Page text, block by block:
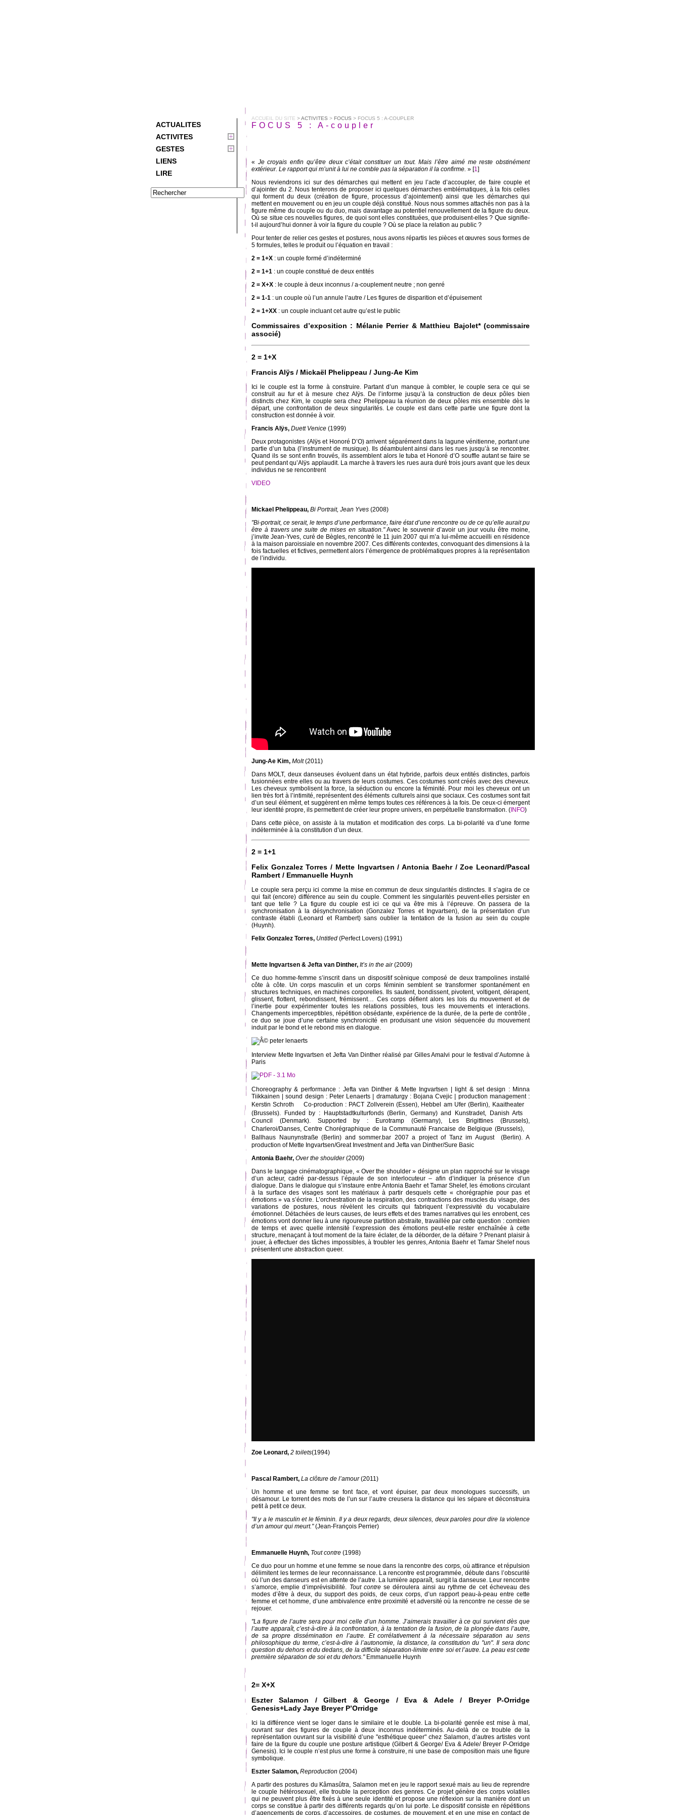
ACTUALITES
ACTIVITES
GESTES
LIENS
LIRE
ACCUEIL DU SITE >ACTIVITES > FOCUS > FOCUS 5 : A-COUPLER
FOCUS 5 : A-coupler
« Je croyais enfin qu’être deux c’était constituer un tout. Mais l’être aimé me reste obstinément
extérieur. Le rapport qui m’unit à lui ne comble pas la séparation il la confirme. » [1]
Nous reviendrons ici sur des démarches qui mettent en jeu l’acte d’accoupler, de faire couple et
d’ajointer du 2. Nous tenterons de proposer ici quelques démarches emblématiques, à la fois celles
qui forment du deux (création de figure, processus d’ajointement) ainsi que les démarches qui
mettent en mouvement ou en jeu un couple déjà constitué. Nous nous sommes attachés non pas à la
figure même du couple ou du duo, mais davantage au potentiel renouvellement de la figure du deux.
Où se situe ces nouvelles figures, de quoi sont elles constituées, que produisent-elles ? Que signifie-
t-il aujourd’hui donner à voir la figure du couple ? Où se place la relation au public ?
Pour tenter de relier ces gestes et postures, nous avons répartis les pièces et œuvres sous formes de
5 formules, telles le produit ou l’équation en travail :
2 = 1+X : un couple formé d’indéterminé
2 = 1+1 : un couple constitué de deux entités
2 = X+X : le couple à deux inconnus / a-couplement neutre ; non genré
2 = 1-1 : un couple où l’un annule l’autre / Les figures de disparition et d’épuisement
2 = 1+XX : un couple incluant cet autre qu’est le public
Commissaires d’exposition : Mélanie Perrier & Matthieu Bajolet* (commissaire
associé)
2 = 1+X
Francis Alÿs / Mickaël Phelippeau / Jung-Ae Kim
Ici le couple est la forme à construire. Partant d’un manque à combler, le couple sera ce qui se
construit au fur et à mesure chez Alÿs. De l’informe jusqu’à la construction de deux pôles bien
distincts chez Kim, le couple sera chez Phelippeau la réunion de deux pôles mis ensemble dès le
départ, une confrontation de deux singularités. Le couple est dans cette partie une figure dont la
construction est donnée à voir.
Francis Alÿs, Duett Venice (1999)
Deux protagonistes (Alÿs et Honoré D’O) arrivent séparément dans la lagune vénitienne, portant une
partie d’un tuba (l’instrument de musique). Ils déambulent ainsi dans les rues jusqu’à se rencontrer.
Quand ils se sont enfin trouvés, ils assemblent alors le tuba et Honoré d’O souffle autant se faire se
peut pendant qu’Alÿs applaudit. La marche à travers les rues aura duré trois jours avant que les deux
individus ne se rencontrent
VIDEO
Mickael Phelippeau, Bi Portrait, Jean Yves (2008)
"Bi-portrait, ce serait, le temps d’une performance, faire état d’une rencontre ou de ce qu’elle aurait pu
être à travers une suite de mises en situation."Avec le souvenir d’avoir un jour voulu être moine,
j’invite Jean-Yves, curé de Bègles, rencontré le 11 juin 2007 qui m’a lui-même accueilli en résidence
à la maison paroissiale en novembre 2007. Ces différents contextes, convoquant des dimensions à la
fois factuelles et fictives, permettent alors l’émergence de problématiques propres à la représentation
de l’individu.
Jung-Ae Kim, Molt(2011)
Dans MOLT, deux danseuses évoluent dans un état hybride, parfois deux entités distinctes, parfois
fusionnées entre elles ou au travers de leurs costumes. Ces costumes sont créés avec des cheveux.
Les cheveux symbolisent la force, la séduction ou encore la féminité. Pour moi les cheveux ont un
lien très fort à l’intimité, représentent des éléments culturels ainsi que sociaux. Ces costumes sont fait
d’un seul élément, et suggèrent en même temps toutes ces références à la fois. De ceux-ci émergent
leur identité propre, ils permettent de créer leur propre univers, en perpétuelle transformation. ( INFO)
Dans cette pièce, on assiste à la mutation et modification des corps. La bi-polarité va d’une forme
indéterminée à la constitution d’un deux.
2 = 1+1
Felix Gonzalez Torres / Mette Ingvartsen / Antonia Baehr / Zoe Leonard/Pascal
Rambert / Emmanuelle Huynh
Le couple sera perçu ici comme la mise en commun de deux singularités distinctes. Il s’agira de ce
qui fait (encore) différence au sein du couple. Comment les singularités peuvent-elles persister en
tant que telle ? La figure du couple est ici ce qui va être mis à l’épreuve. On passera de la
synchronisation à la désynchronisation (Gonzalez Torres et Ingvartsen), de la présentation d’un
contraste établi (Leonard et Rambert) sans oublier la tentation de la fusion au sein du couple
(Huynh).
Felix Gonzalez Torres, Untitled (Perfect Lovers) (1991)
Mette Ingvartsen & Jefta van Dinther, It’s in the air(2009)
Ce duo homme-femme s’inscrit dans un dispositif scènique composé de deux trampolines installé
côte à côte. Un corps masculin et un corps féminin semblent se transformer spontanément en
structures techniques, en machines corporelles. Ils sautent, bondissent, pivotent, voltigent, dérapent,
glissent, flottent, rebondissent, frémissent… Ces corps défient alors les lois du mouvement et de
l’inertie pour expérimenter toutes les relations possibles, tous les mouvements et interactions.
Changements imperceptibles, répétition obsédante, expérience de la durée, de la perte de contrôle ,
ce duo se joue d’une certaine synchronicité en produisant une vision séquencée du mouvement
induit par le bond et le rebond mis en dialogue.
Interview Mette Ingvartsen et Jefta Van Dinther réalisé par Gilles Amalvi pour le festival d’Automne à
Paris
Choreography & performance : Jefta van Dinther & Mette Ingvartsen | light & set design : Minna
Tiikkainen | sound design : Peter Lenaerts | dramaturgy : Bojana Cvejic | production management :
Kerstin Schroth Co-production : PACT Zollverein (Essen), Hebbel am Ufer (Berlin), Kaaitheater
(Brussels). Funded by : Hauptstadtkulturfonds (Berlin, Germany) and Kunstradet, Danish Arts
Council (Denmark). Supported by : Eurotramp (Germany), Les Brigittines (Brussels),
Charleroi/Danses, Centre Chorégraphique de la Communauté Francaise de Belgique (Brussels),
Ballhaus Naunynstraße (Berlin) and sommer.bar 2007 a project of Tanz im August (Berlin). A
production of Mette Ingvartsen/Great Investment and Jefta van Dinther/Sure Basic
Antonia Baehr, Over the shoulder(2009)
Dans le langage cinématographique, « Over the shoulder » désigne un plan rapproché sur le visage
d’un acteur, cadré par-dessus l’épaule de son interlocuteur – afin d’indiquer la présence d’un
dialogue. Dans le dialogue qui s’instaure entre Antonia Baehr et Tamar Shelef, les émotions circulant
à la surface des visages sont les matériaux à partir desquels cette « chorégraphie pour pas et
émotions » va s’écrire. L’orchestration de la respiration, des contractions des muscles du visage, des
variations de postures, nous révèlent les circuits qui fabriquent l’expressivité du vocabulaire
émotionnel. Détachées de leurs causes, de leurs effets et des trames narratives qui les enrobent, ces
émotions vont donner lieu à une rigoureuse partition abstraite, travaillée par cette question : combien
de temps et avec quelle intensité l’expression des émotions peut-elle rester enchaînée à cette
structure, menaçant à tout moment de la faire éclater, de la déborder, de la défaire ? Prenant plaisir à
jouer, à effectuer des tâches impossibles, à troubler les genres, Antonia Baehr et Tamar Shelef nous
présentent une abstraction queer.
Zoe Leonard, 2 toilets(1994)
Pascal Rambert, La clôture de l’amour(2011)
Un homme et une femme se font face, et vont épuiser, par deux monologues successifs, un
désamour. Le torrent des mots de l’un sur l’autre creusera la distance qui les sépare et déconstruira
petit à petit ce deux.
"Il y a le masculin et le féminin. Il y a deux regards, deux silences, deux paroles pour dire la violence
d’un amour qui meurt."(Jean-François Perrier)
Emmanuelle Huynh, Tout contre (1998)
Ce duo pour un homme et une femme se noue dans la rencontre des corps, où attirance et répulsion
délimitent les termes de leur reconnaissance. La rencontre est programmée, débute dans l’obscurité
où l’un des danseurs est en attente de l’autre. La lumière apparaît, surgit la danseuse. Leur rencontre
s’amorce, emplie d’imprévisibilité. Tout contrese déroulera ainsi au rythme de cet écheveau des
modes d’être à deux, du support des poids, de ceux corps, d’un rapport peau-à-peau entre cette
femme et cet homme, d’une ambivalence entre proximité et adversité où la rencontre ne cesse de se
rejouer.
"La figure de l’autre sera pour moi celle d’un homme. J’aimerais travailler à ce qui survient dès que
l’autre apparaît, c’est-à-dire à la confrontation, à la tentation de la fusion, de la plongée dans l’autre,
de sa propre dissémination en l’autre. Et corrélativement à la nécessaire séparation au sens
philosophique du terme, c’est-à-dire à l’autonomie, la distance, la constitution du "un". Il sera donc
question du dehors et du dedans, de la difficile séparation-limite entre soi et l’autre. La peau est cette
première séparation de soi et du dehors."Emmanuelle Huynh
2= X+X
Eszter Salamon / Gilbert & George / Eva & Adele / Breyer P-Orridge
Genesis+Lady Jaye Breyer P’Orridge
Ici la différence vient se loger dans le similaire et le double. La bi-polarité genrée est mise à mal,
ouvrant sur des figures de couple à deux inconnus indéterminés. Au-delà de ce trouble de la
représentation ouvrant sur la visibilité d’une "esthétique queer" chez Salamon, d’autres artistes vont
faire de la figure du couple une posture artistique (Gilbert & George/ Eva & Adele/ Breyer P-Orridge
Genesis). Ici le couple n’est plus une forme à construire, ni une base de composition mais une figure
symbolique.
Eszter Salamon, Reproduction (2004)
A partir des postures du Kâmasûtra, Salamon met en jeu le rapport sexué mais au lieu de reprendre
le couple hétérosexuel, elle trouble la perception des genres. Ce projet génère des corps volatiles
qui ne peuvent plus être fixés à une seule identité et propose une réflexion sur la manière dont un
corps se constitue à partir des différents regards qu’on lui porte. Le dispositif consiste en répétitions
d’agencements de corps, d’accessoires, de costumes, de mouvement, et en une mise en contact de